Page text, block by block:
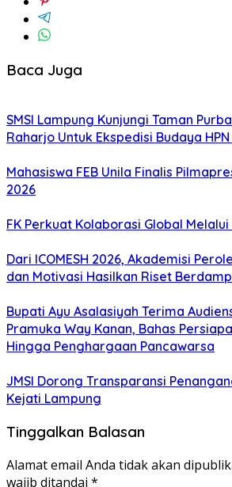
Baca Juga
SMSI Lampung Kunjungi Taman
Raharjo Untuk Ekspedisi Budaya
Mahasiswa FEB Unila Finalis
2026
FK Perkuat Kolaborasi Global Melalui
Dari ICOMESH 2026, Akademisi
dan Motivasi Hasilkan Riset
Bupati Ayu Asalasiyah Terima
Pramuka Way Kanan, Bahas
Hingga Penghargaan Pancawarsa
JMSI Dorong Transparansi
Kejati Lampung
Tinggalkan Balasan
Alamat email Anda tidak akan
wajib ditandai *